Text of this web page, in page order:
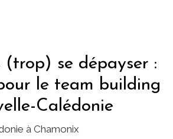
(trop) se dépayser :
le team building
Calédonie
à Chamonix